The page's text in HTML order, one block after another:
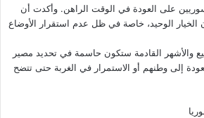
على العودة في الوقت الراهن. وأكدت أن
الوحيد، خاصة في ظل عدم استقرار الأوضاع
والأشهر القادمة ستكون حاسمة في تحديد مصير
إلى وطنهم أو الاستمرار في الغربة حتى تتضح